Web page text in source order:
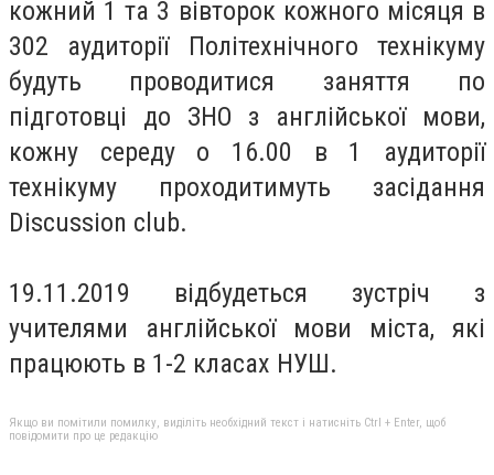
кожний 1 та 3 вівторок кожного місяця в
302 аудиторії Політехнічного технікуму
будуть проводитися заняття по
підготовці до ЗНО з англійської мови,
кожну середу о 16.00 в 1 аудиторії
технікуму проходитимуть засідання
Discussion club.
19.11.2019 відбудеться зустріч з
учителями англійської мови міста, які
працюють в 1-2 класах НУШ.
Якщо ви помітили помилку, виділіть необхідний текст і натисніть Ctrl + Enter, щоб
повідомити про це редакцію